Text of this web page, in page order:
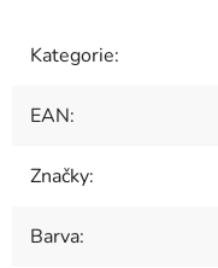
Kategorie:
EAN:
Značky:
Barva: